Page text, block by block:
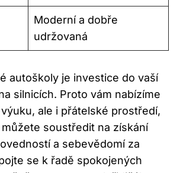
Moderní a dobře
udržovaná
autoškoly je investice do vaší
silnicích. Proto vám nabízíme
ale i přátelské prostředí,
soustředit na získání
a sebevědomí za
se k řadě spokojených